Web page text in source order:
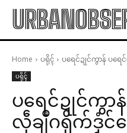
Home ပရိုၚ် ပရေင်ဍုင်ကွာန် ပရေ
ပရိုၚ်
ပရေင်ဍုင်ကွာန်
လဵုချဳဂရိုက်ဒၟံင်ရ